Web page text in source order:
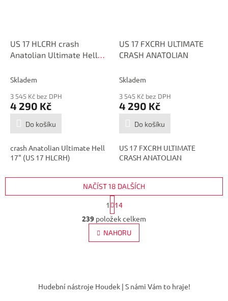
US 17 HLCRH crash
Anatolian Ultimate Hell
Skladem
3 545 Kč bez DPH
4 290 Kč
Do košíku
crash Anatolian Ultimate Hell
17" (US 17 HLCRH)
US 17 FXCRH ULTIMATE
CRASH ANATOLIAN
Skladem
3 545 Kč bez DPH
4 290 Kč
Do košíku
US 17 FXCRH ULTIMATE
CRASH ANATOLIAN
O
v
l
á
p
NAČÍST 18 DALŠÍCH
t
r
á
n
k
í
1
14
239 položek celkem
NAHORU
Hudební nástroje Houdek | S námi Vám to hraje!